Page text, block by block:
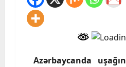
Azərbaycanda uşağın